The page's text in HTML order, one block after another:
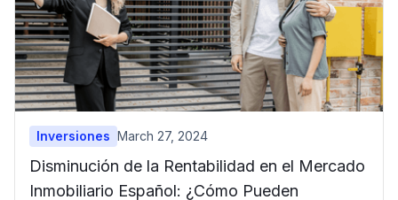
Inversiones March 27, 2024
Disminución de la Rentabilidad en el Mercado
Inmobiliario Español: ¿Cómo Pueden